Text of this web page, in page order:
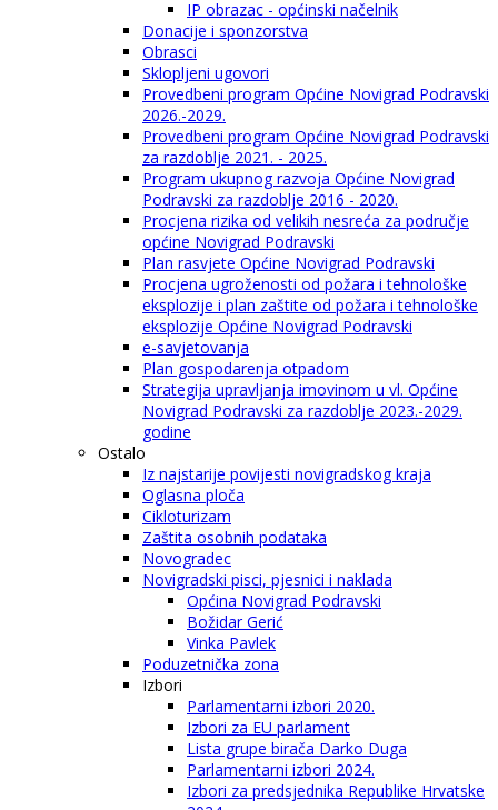
IP obrazac - općinski načelnik
Donacije i sponzorstva
Obrasci
Sklopljeni ugovori
Provedbeni program Općine Novigrad Podravski
2026.-2029.
Provedbeni program Općine Novigrad Podravski
za razdoblje 2021. - 2025.
Program ukupnog razvoja Općine Novigrad
Podravski za razdoblje 2016 - 2020.
Procjena rizika od velikih nesreća za područje
općine Novigrad Podravski
Plan rasvjete Općine Novigrad Podravski
Procjena ugroženosti od požara i tehnološke
eksplozije i plan zaštite od požara i tehnološke
eksplozije Općine Novigrad Podravski
e-savjetovanja
Plan gospodarenja otpadom
Strategija upravljanja imovinom u vl. Općine
Novigrad Podravski za razdoblje 2023.-2029.
godine
Ostalo
Iz najstarije povijesti novigradskog kraja
Oglasna ploča
Cikloturizam
Zaštita osobnih podataka
Novogradec
Novigradski pisci, pjesnici i naklada
Općina Novigrad Podravski
Božidar Gerić
Vinka Pavlek
Poduzetnička zona
Izbori
Parlamentarni izbori 2020.
Izbori za EU parlament
Lista grupe birača Darko Duga
Parlamentarni izbori 2024.
Izbori za predsjednika Republike Hrvatske